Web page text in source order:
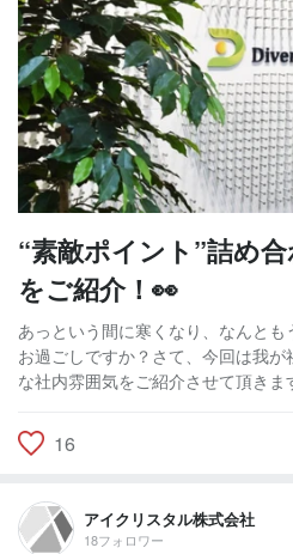
“素敵ポイント”詰め
をご紹介！👀
あっという間に寒くなり、なんと
お過ごしですか？さて、今回は我
な社内雰囲気をご紹介させて頂きま
16
アイクリスタル株式会社
18フォロワー